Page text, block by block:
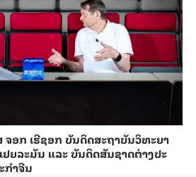
ອກ ເຮີ​ຊອກ ​ບັນ​ດິດ​ສະ​ຖາ​ບັນວິ​ທະ​ຍາ​
ຢຍ​ລະ​ມັນ ແລະ ບັນ​ດິດ​ສັນ​ຊາດ​ຕ່າງ​ປະ​
ກຳ​ຈີນ